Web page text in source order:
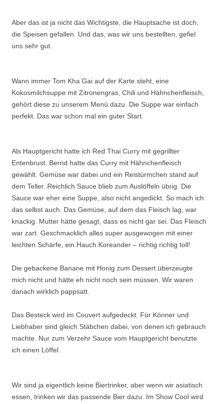
Aber das ist ja nicht das Wichtigste, die Hauptsache ist doch,
die Speisen gefallen. Und das, was wir uns bestellten, gefiel
uns sehr gut.
Wann immer Tom Kha Gai auf der Karte steht, eine
Kokosmilchsuppe mit Zitronengras, Chili und Hähnchenfleisch,
gehört diese zu unserem Menü dazu. Die Suppe war einfach
perfekt. Das war schon mal ein guter Start.
Als Hauptgericht hatte ich Red Thai Curry mit gegrillter
Entenbrust. Bernd hatte das Curry mit Hähnchenfleisch
gewählt. Gemüse war dabei und ein Reistürmchen stand auf
dem Teller. Reichlich Sauce blieb zum Auslöffeln übrig. Die
Sauce war eher eine Suppe, also nicht angedickt. So mach ich
das selbst auch. Das Gemüse, auf dem das Fleisch lag, war
knackig. Mutter hätte gesagt, dass es nicht gar sei. Das Fleisch
war zart. Geschmacklich alles super ausgewogen mit einer
leichten Schärfe, ein Hauch Koreander – richtig richtig toll!
Die gebackene Banane mit Honig zum Dessert überzeugte
mich nicht und hätte eh nicht noch sein müssen. Wir waren
danach wirklich pappsatt.
Das Besteck wird im Couvert aufgedeckt. Für Könner und
Liebhaber sind gleich Stäbchen dabei, von denen ich gebrauch
machte. Nur zum Verzehr Sauce vom Hauptgericht benutzte
ich einen Löffel.
Wir sind ja eigentlich keine Biertrinker, aber wenn wir asiatisch
essen, trinken wir das passende Bier dazu. Im Show Cool wird